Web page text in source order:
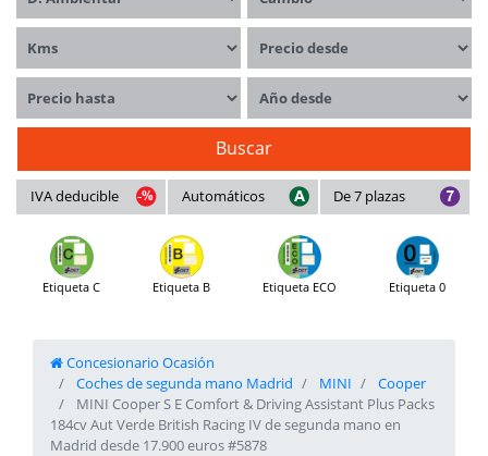
Kms Precio desde
Precio hasta Año desde
Buscar
IVA deducible Automáticos De 7 plazas
Etiqueta C Etiqueta B Etiqueta ECO Etiqueta 0
Concesionario Ocasión
Coches de segunda mano Madrid
MINI
Cooper
MINI Cooper S E Comfort & Driving Assistant Plus Packs
184cv Aut Verde British Racing IV de segunda mano en
Madrid desde 17.900 euros #5878